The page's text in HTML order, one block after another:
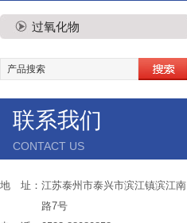
过氧化物
联系我们
CONTACT US
地 址：江苏泰州市泰兴市滨江镇滨江南
路7号